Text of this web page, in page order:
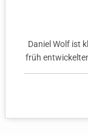
Daniel Wolf ist
früh